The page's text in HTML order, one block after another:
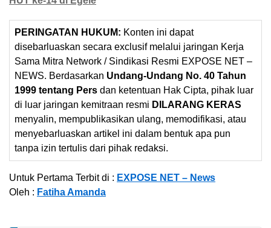
PERINGATAN HUKUM: Konten ini dapat
disebarluaskan secara exclusif melalui jaringan Kerja
Sama Mitra Network / Sindikasi Resmi EXPOSE NET –
NEWS. Berdasarkan Undang-Undang No. 40 Tahun
1999 tentang Pers dan ketentuan Hak Cipta, pihak luar
di luar jaringan kemitraan resmi DILARANG KERAS
menyalin, mempublikasikan ulang, memodifikasi, atau
menyebarluaskan artikel ini dalam bentuk apa pun
tanpa izin tertulis dari pihak redaksi.
Untuk Pertama Terbit di : EXPOSE NET – News
Oleh : Fatiha Amanda